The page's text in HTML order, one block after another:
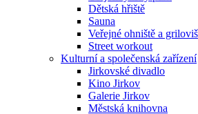
Dětská hřiště
Sauna
Veřejné ohniště a
Street workout
Kulturní a společenská zařízení
Jirkovské divadlo
Kino Jirkov
Galerie Jirkov
Městská knihovna